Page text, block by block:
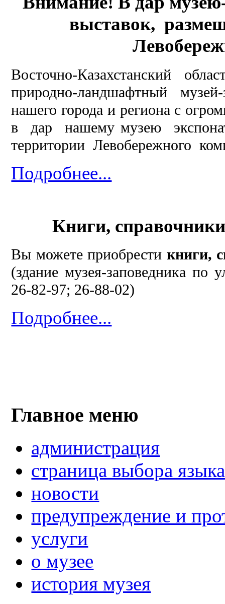
выставок,
Восточно-Казахстанский
природно-ландшафтный
нашего города и региона с
в дар нашему музею
территории Левобережного
Подробнее...
Книги,
Вы можете приобрести книги,
(здание музея-заповедника
26-82-97; 26-88-02)
Подробнее...
Главное меню
администрация
страница выбора языка
новости
предупреждение и
услуги
о музее
история музея